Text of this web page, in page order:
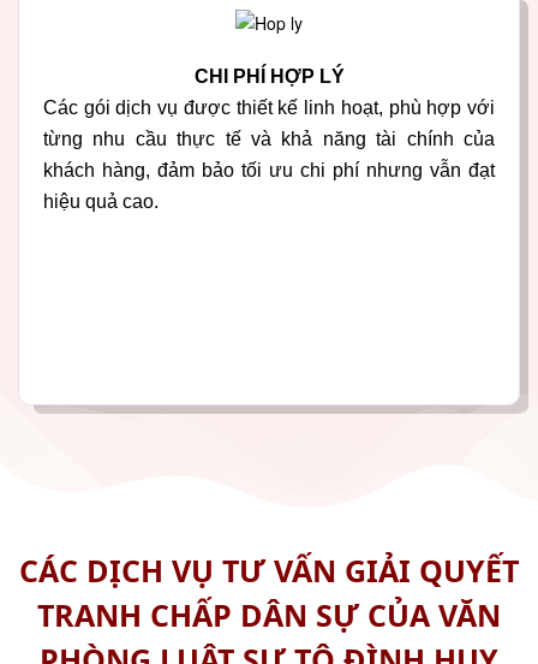
CHI PHÍ HỢP LÝ
Các gói dịch vụ được thiết kế linh hoạt, phù hợp với
từng nhu cầu thực tế và khả năng tài chính của
khách hàng, đảm bảo tối ưu chi phí nhưng vẫn đạt
hiệu quả cao.
CÁC DỊCH VỤ TƯ VẤN GIẢI QUYẾT
TRANH CHẤP DÂN SỰ CỦA VĂN